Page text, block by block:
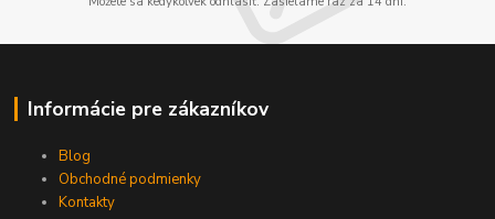
Informácie pre zákazníkov
Blog
Obchodné podmienky
Kontakty